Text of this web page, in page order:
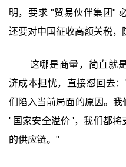
明，要求 "贸易伙伴集团"
还要对中国征收高额关税，
这哪是商量，简直就
济成本担忧，直接怼回去
们陷入当前局面的原因。
' 国家安全溢价 '，我们都
的供应链。"